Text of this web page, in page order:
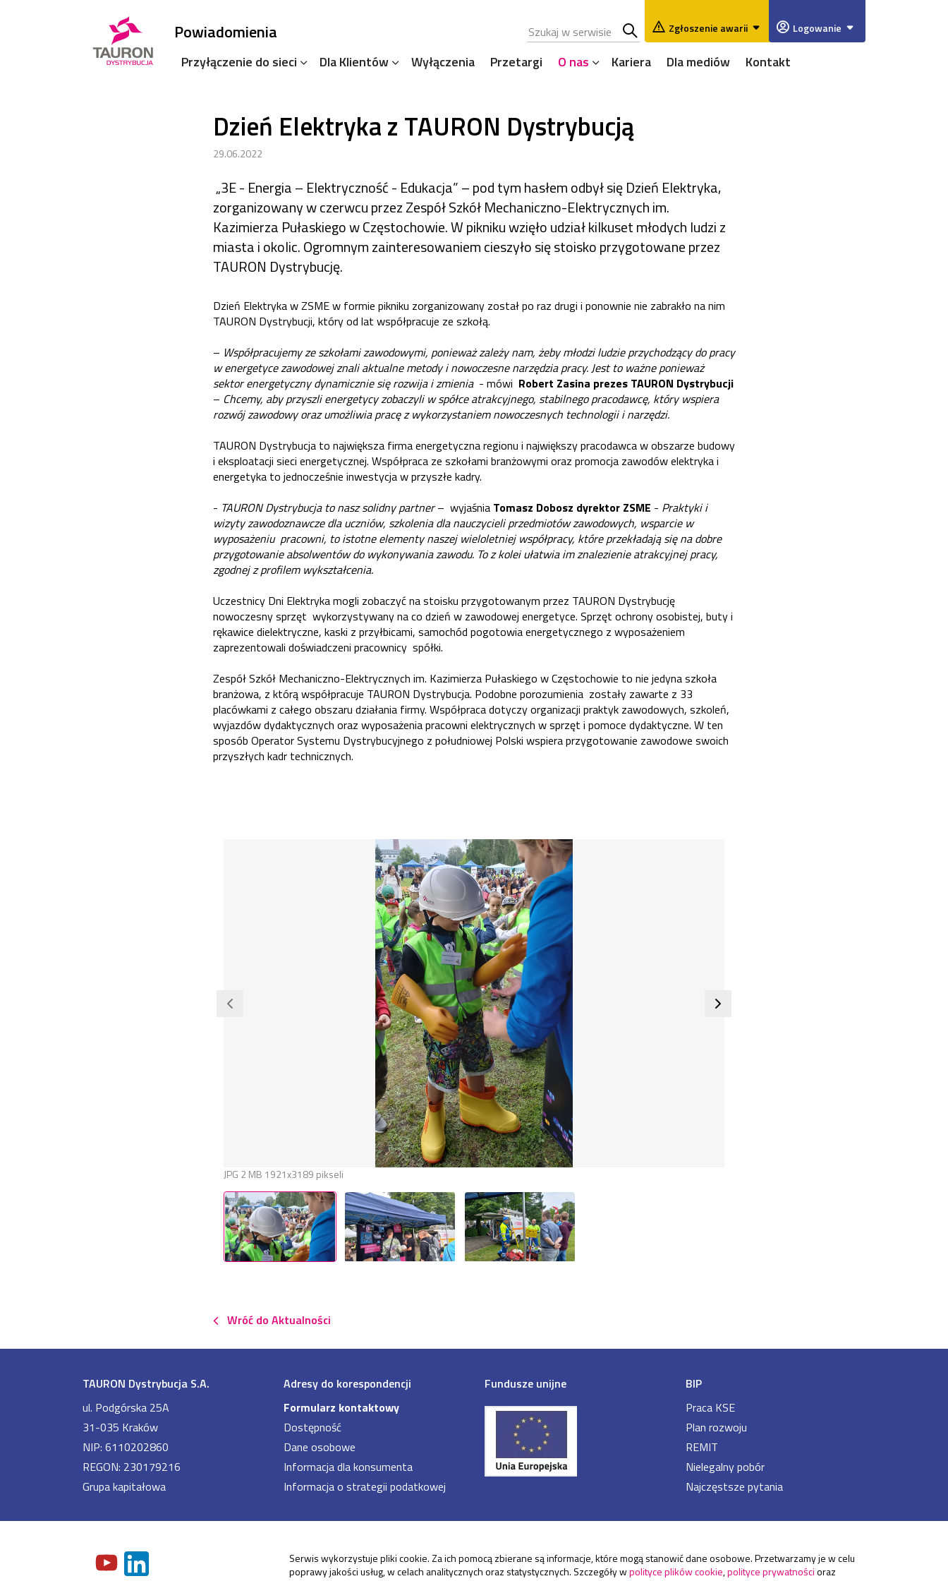
Powiadomienia Zgłoszenie awarii Logowanie
Przyłączenie do sieci Dla Klientów Wyłączenia Przetargi O nas Kariera Dla mediów Kontakt
Dzień Elektryka z TAURON Dystrybucją
29.06.2022
„3E - Energia – Elektryczność - Edukacja” – pod tym hasłem odbył się Dzień Elektryka,
zorganizowany w czerwcu przez Zespół Szkół Mechaniczno-Elektrycznych im.
Kazimierza Pułaskiego w Częstochowie. W pikniku wzięło udział kilkuset młodych ludzi z
miasta i okolic. Ogromnym zainteresowaniem cieszyło się stoisko przygotowane przez
TAURON Dystrybucję.
Dzień Elektryka w ZSME w formie pikniku zorganizowany został po raz drugi i ponownie nie zabrakło na nim
TAURON Dystrybucji, który od lat współpracuje ze szkołą.
– Współpracujemy ze szkołami zawodowymi, ponieważ zależy nam, żeby młodzi ludzie przychodzący do pracy
w energetyce zawodowej znali aktualne metody i nowoczesne narzędzia pracy. Jest to ważne ponieważ
sektor energetyczny dynamicznie się rozwija i zmienia- mówi Robert Zasina prezes TAURON Dystrybucji
– Chcemy, aby przyszli energetycy zobaczyli w spółce atrakcyjnego, stabilnego pracodawcę, który wspiera
rozwój zawodowy oraz umożliwia pracę z wykorzystaniem nowoczesnych technologii i narzędzi.
TAURON Dystrybucja to największa firma energetyczna regionu i największy pracodawca w obszarze budowy
i eksploatacji sieci energetycznej. Współpraca ze szkołami branżowymi oraz promocja zawodów elektryka i
energetyka to jednocześnie inwestycja w przyszłe kadry.
- TAURON Dystrybucja to nasz solidny partner– wyjaśnia Tomasz Dobosz dyrektor ZSME - Praktyki i
wizyty zawodoznawcze dla uczniów, szkolenia dla nauczycieli przedmiotów zawodowych, wsparcie w
wyposażeniu pracowni, to istotne elementy naszej wieloletniej współpracy, które przekładają się na dobre
przygotowanie absolwentów do wykonywania zawodu. To z kolei ułatwia im znalezienie atrakcyjnej pracy,
zgodnej z profilem wykształcenia.
Uczestnicy Dni Elektryka mogli zobaczyć na stoisku przygotowanym przez TAURON Dystrybucję
nowoczesny sprzęt wykorzystywany na co dzień w zawodowej energetyce. Sprzęt ochrony osobistej, buty i
rękawice dielektryczne, kaski z przyłbicami, samochód pogotowia energetycznego z wyposażeniem
zaprezentowali doświadczeni pracownicy spółki.
Zespół Szkół Mechaniczno-Elektrycznych im. Kazimierza Pułaskiego w Częstochowie to nie jedyna szkoła
branżowa, z którą współpracuje TAURON Dystrybucja. Podobne porozumienia zostały zawarte z 33
placówkami z całego obszaru działania firmy. Współpraca dotyczy organizacji praktyk zawodowych, szkoleń,
wyjazdów dydaktycznych oraz wyposażenia pracowni elektrycznych w sprzęt i pomoce dydaktyczne. W ten
sposób Operator Systemu Dystrybucyjnego z południowej Polski wspiera przygotowanie zawodowe swoich
przyszłych kadr technicznych.
JPG 2 MB 1921x3189 pikseli
1/ 3
Wróć do Aktualności
TAURON Dystrybucja S.A.
ul. Podgórska 25A
31-035 Kraków
NIP: 6110202860
REGON: 230179216
Grupa kapitałowa
Adresy do korespondencji
Formularz kontaktowy
Dostępność
Dane osobowe
Informacja dla konsumenta
Informacja o strategii podatkowej
Fundusze unijne
BIP
Praca KSE
Plan rozwoju
REMIT
Nielegalny pobór
Najczęstsze pytania
Serwis wykorzystuje pliki cookie. Za ich pomocą zbierane są informacje, które mogą stanowić dane osobowe. Przetwarzamy je w celu
poprawy jakości usług, w celach analitycznych oraz statystycznych. Szczegóły wpolityce plików cookie,polityce prywatnościoraz